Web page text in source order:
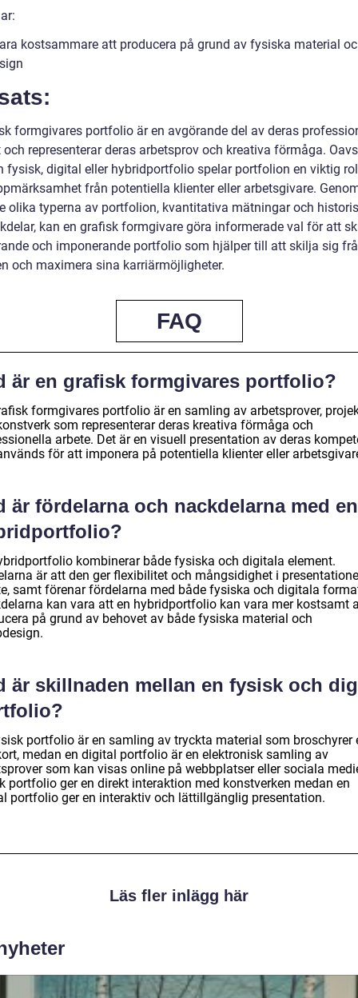
kostsammare att producera på grund av fysiska material
formgivares portfolio är en avgörande del av deras
representerar deras arbetsprov och kreativa förmåga.
fysisk, digital eller hybridportfolio spelar portfolion en viktig
från potentiella klienter eller arbetsgivare.
olika typerna av portfolion, kvantitativa mätningar och
kan en grafisk formgivare göra informerade val för att
och imponerande portfolio som hjälper till att skilja sig
och maximera sina karriärmöjligheter.
FAQ
är en grafisk formgivares portfolio?
formgivares portfolio är en samling av arbetsprover,
som representerar deras kreativa förmåga och
arbete. Det är en visuell presentation av deras
för att imponera på potentiella klienter eller
är fördelarna och nackdelarna med en
kombinerar både fysiska och digitala element.
är att den ger flexibilitet och mångsidighet i
samt förenar fördelarna med både fysiska och digitala
kan vara att en hybridportfolio kan vara mer kostsamt
på grund av behovet av både fysiska material och
är skillnaden mellan en fysisk och
portfolio är en samling av tryckta material som broschyrer
medan en digital portfolio är en elektronisk samling av
som kan visas online på webbplatser eller sociala
portfolio ger en direkt interaktion med konstverken medan en
portfolio ger en interaktiv och lättillgänglig presentation.
Läs fler inlägg här